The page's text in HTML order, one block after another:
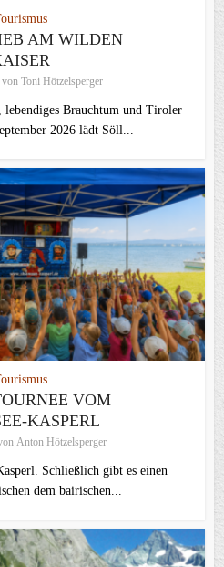
AM WILDEN
von Toni Hötzelsperger
lebendiges Brauchtum und Tiroler
2026 lädt Söll...
VOM
KASPERL
Anton Hötzelsperger
Schließlich gibt es einen
dem bairischen...